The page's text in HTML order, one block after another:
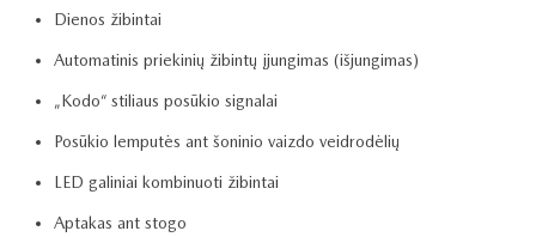
Dienos žibintai
Automatinis priekinių žibintų įjungimas (išjungimas)
„Kodo“ stiliaus posūkio signalai
Posūkio lemputės ant šoninio vaizdo veidrodėlių
LED galiniai kombinuoti žibintai
Aptakas ant stogo